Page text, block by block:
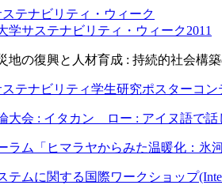
テナビリティ・ウィーク
学サステナビリティ・ウィーク2011
の復興と人材育成 : 持続的社会構築
テナビリティ学生研究ポスターコン
大会 : イタカン ロー : アイヌ語で話
ム「ヒマラヤからみた温暖化：氷河
ムに関する国際ワークショップ